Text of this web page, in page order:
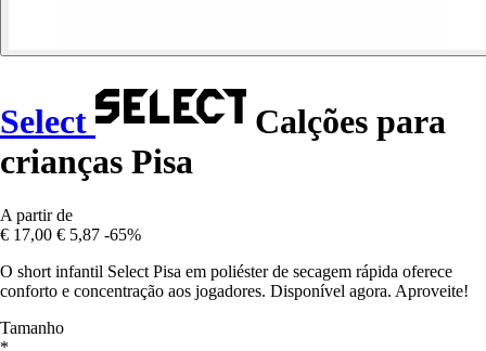
Select
Calções para
crianças Pisa
A partir de
€ 17,00 € 5,87 -65%
O short infantil Select Pisa em poliéster de secagem rápida oferece
conforto e concentração aos jogadores. Disponível agora. Aproveite!
Tamanho
*